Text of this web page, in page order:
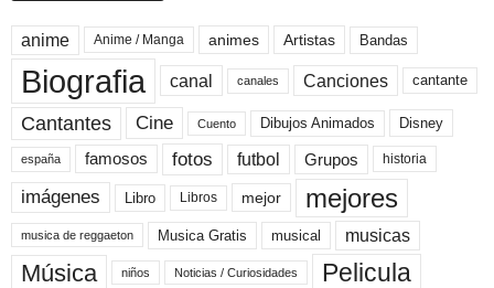
anime Anime / Manga animes Artistas Bandas
Biografia canal canales Canciones cantante
Cantantes Cine Cuento Dibujos Animados Disney
españa famosos fotos futbol Grupos historia
imágenes Libro Libros mejor mejores
musica de reggaeton Musica Gratis musical musicas
Música niños Noticias / Curiosidades Pelicula